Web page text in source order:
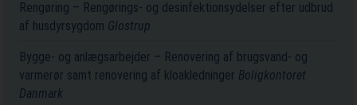
Rengøring – Rengørings- og desinfektionsydelser efter udbrud
af husdyrsygdom Glostrup
Bygge- og anlægsarbejder – Renovering af brugsvand- og
varmerør samt renovering af kloakledninger Boligkontoret
Danmark